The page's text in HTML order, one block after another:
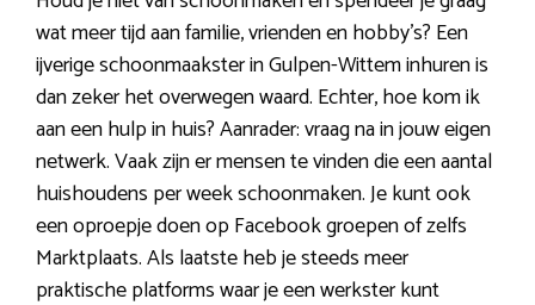
wat meer tijd aan familie, vrienden en hobby’s? Een
ijverige schoonmaakster in Gulpen-Wittem inhuren is
dan zeker het overwegen waard. Echter, hoe kom ik
aan een hulp in huis? Aanrader: vraag na in jouw eigen
netwerk. Vaak zijn er mensen te vinden die een aantal
huishoudens per week schoonmaken. Je kunt ook
een oproepje doen op Facebook groepen of zelfs
Marktplaats. Als laatste heb je steeds meer
praktische platforms waar je een werkster kunt